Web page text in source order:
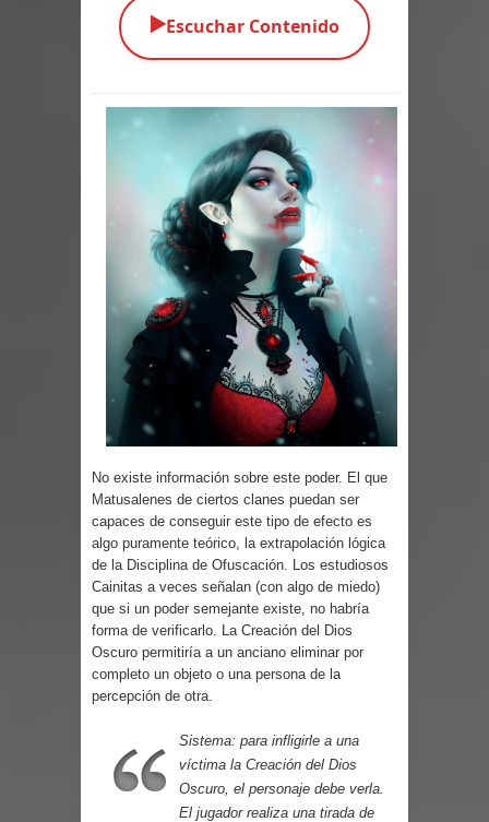
Parte 01: El Comienzo
Parte 01: El Enemigo Interior
Exaltados y Muertos Vivientes
Los Muertos se Levantan (Relato)
Los Monstruos más Buscados
Parte 09: Los Muertos Cuentan
Cuentos
Parte 08: Ultratumba
Parte 07: Asuntos que Resolver
▶️Escuchar Contenido
No existe información sobre este poder. El que
Matusalenes de ciertos clanes puedan ser
capaces de conseguir este tipo de efecto es
algo puramente teórico, la extrapolación lógica
de la Disciplina de Ofuscación. Los estudiosos
Cainitas a veces señalan (con algo de miedo)
que si un poder semejante existe, no habría
forma de verificarlo. La Creación del Dios
Oscuro permitiría a un anciano eliminar por
completo un objeto o una persona de la
percepción de otra.
Sistema: para infligirle a una
víctima la Creación del Dios
Oscuro, el personaje debe verla.
El jugador realiza una tirada de